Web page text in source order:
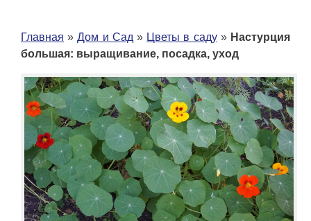
Главная »Дом и Сад » Цветы в саду» Настурция
большая: выращивание, посадка, уход